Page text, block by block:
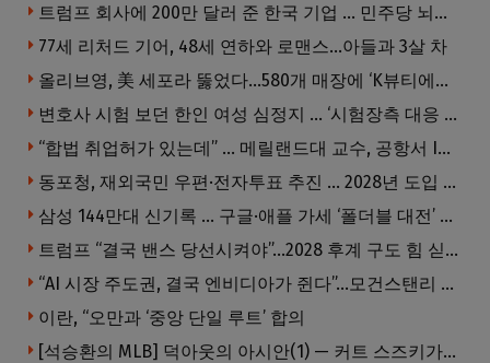
트럼프 회사에 200만 달러 준 한국 기업 … 민주당 뇌물의혹 조사
77세 리처드 기어, 48세 연하와 로맨스…아들과 3살 차
올리브영, 美 세포라 뚫었다…580개 매장에 ‘K뷰티에딧’ 론칭
변호사 시험 보던 한인 여성 심정지 … ‘시험장측 대응 부적절’ 소송
“합법 취업허가 있는데” … 메릴랜드대 교수, 공항서 ICE에 체포, 구금 중
동포청, 재외국민 우편·전자투표 추진 … 2028년 도입 목표
삼성 144만대 신기록 … 구글·애플 가세 ‘폴더블 대전’ 열린다
트럼프 “결국 밴스 당선시켜야”…2028 후계 구도 힘 싣나
“AI 시장 주도권, 결국 엔비디아가 쥔다”…모건스탠리 장담
이란, “오만과 ‘중앙 단일 루트’ 합의
[석승환의 MLB] 덕아웃의 아시안(1) — 커트 스즈키가 우리에게 묻는 것